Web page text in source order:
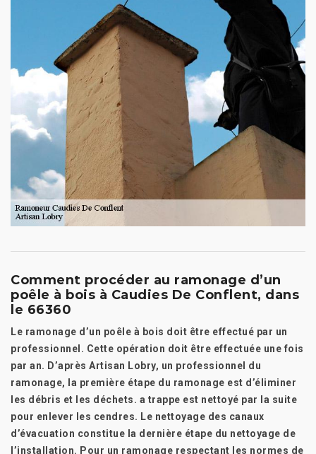
Comment procéder au ramonage d’un
poêle à bois à Caudies De Conflent, dans
le 66360
Le ramonage d’un poêle à bois doit être effectué par un
professionnel. Cette opération doit être effectuée une fois
par an. D’après Artisan Lobry, un professionnel du
ramonage, la première étape du ramonage est d’éliminer
les débris et les déchets. a trappe est nettoyé par la suite
pour enlever les cendres. Le nettoyage des canaux
d’évacuation constitue la dernière étape du nettoyage de
l’installation. Pour un ramonage respectant les normes de